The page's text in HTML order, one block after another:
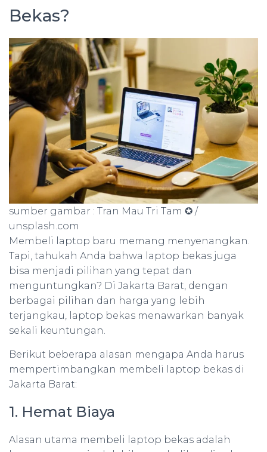
Bekas?
sumber gambar : Tran Mau Tri Tam ✪ /
unsplash.com
Membeli laptop baru memang menyenangkan.
Tapi, tahukah Anda bahwa laptop bekas juga
bisa menjadi pilihan yang tepat dan
menguntungkan? Di Jakarta Barat, dengan
berbagai pilihan dan harga yang lebih
terjangkau, laptop bekas menawarkan banyak
sekali keuntungan.
Berikut beberapa alasan mengapa Anda harus
mempertimbangkan membeli laptop bekas di
Jakarta Barat:
1. Hemat Biaya
Alasan utama membeli laptop bekas adalah